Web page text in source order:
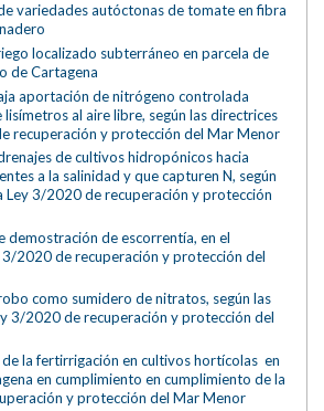
variedades autóctonas de tomate en fibra
localizado subterráneo en parcela de
de Cartagena
aportación de nitrógeno controlada
lisímetros al aire libre, según las directrices
recuperación y protección del Mar Menor
de cultivos hidropónicos hacia
a la salinidad y que capturen N, según
Ley 3/2020 de recuperación y protección
demostración de escorrentía, en el
2020 de recuperación y protección del
como sumidero de nitratos, según las
3/2020 de recuperación y protección del
la fertirrigación en cultivos hortícolas en
en cumplimiento en cumplimiento de la
y protección del Mar Menor